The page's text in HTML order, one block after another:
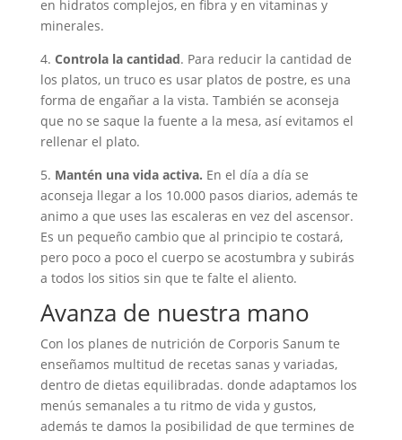
en hidratos complejos, en fibra y en vitaminas y
minerales.
4. Controla la cantidad. Para reducir la cantidad de
los platos, un truco es usar platos de postre, es una
forma de engañar a la vista. También se aconseja
que no se saque la fuente a la mesa, así evitamos el
rellenar el plato.
5. Mantén una vida activa. En el día a día se
aconseja llegar a los 10.000 pasos diarios, además te
animo a que uses las escaleras en vez del ascensor.
Es un pequeño cambio que al principio te costará,
pero poco a poco el cuerpo se acostumbra y subirás
a todos los sitios sin que te falte el aliento.
Avanza de nuestra mano
Con los planes de nutrición de Corporis Sanum te
enseñamos multitud de recetas sanas y variadas,
dentro de dietas equilibradas. donde adaptamos los
menús semanales a tu ritmo de vida y gustos,
además te damos la posibilidad de que termines de